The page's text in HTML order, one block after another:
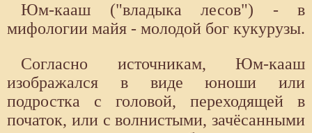
Юм-кааш ("владыка лесов") - в
мифологии майя - молодой бог кукурузы.
Согласно источникам, Юм-кааш
изображался в виде юноши или
подростка с головой, переходящей в
початок, или с волнистыми, зачёсанными